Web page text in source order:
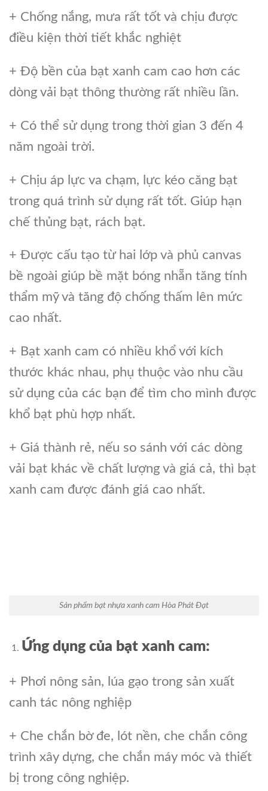
+ Chống nắng, mưa rất tốt và chịu được
điều kiện thời tiết khắc nghiệt
+ Độ bền của bạt xanh cam cao hơn các
dòng vải bạt thông thường rất nhiều lần.
+ Có thể sử dụng trong thời gian 3 đến 4
năm ngoài trời.
+ Chịu áp lực va chạm, lực kéo căng bạt
trong quá trình sử dụng rất tốt. Giúp hạn
chế thủng bạt, rách bạt.
+ Được cấu tạo từ hai lớp và phủ canvas
bề ngoài giúp bề mặt bóng nhẵn tăng tính
thẩm mỹ và tăng độ chống thấm lên mức
cao nhất.
+ Bạt xanh cam có nhiều khổ với kích
thước khác nhau, phụ thuộc vào nhu cầu
sử dụng của các bạn để tìm cho mình được
khổ bạt phù hợp nhất.
+ Giá thành rẻ, nếu so sánh với các dòng
vải bạt khác về chất lượng và giá cả, thì bạt
xanh cam được đánh giá cao nhất.
Sản phẩm bạt nhựa xanh cam Hòa Phát Đạt
Ứng dụng của bạt xanh cam:
+ Phơi nông sản, lúa gạo trong sản xuất
canh tác nông nghiệp
+ Che chắn bờ đe, lót nền, che chắn công
trình xây dựng, che chắn máy móc và thiết
bị trong công nghiệp.